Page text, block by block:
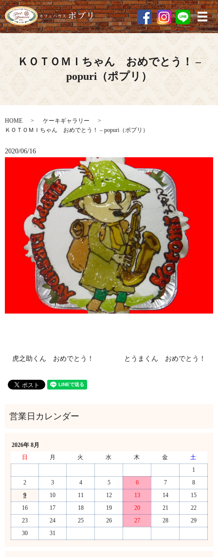
メ
ＫＯＴＯＭＩちゃん おめでとう！ –
popuri（ポプリ）
HOME
ケーキギャラリー
ＫＯＴＯＭＩちゃん おめでとう！ – popuri（ポプリ）
2020/06/16
虎之助くん おめでとう！ とうまくん おめでとう！
2026年 8月
日
月 火 水 木 金
土
1
2
3 4 5 6 7
8
9
10 11 12 13 14
15
16
17 18 19 20 21
22
23
24 25 26 27 28
29
30
31